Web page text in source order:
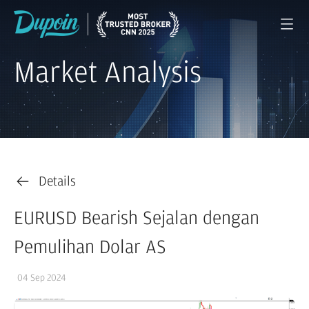
Market Analysis
Details
EURUSD Bearish Sejalan dengan
Pemulihan Dolar AS
04 Sep 2024